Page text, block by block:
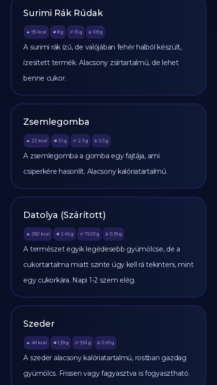
Surimi Rák Rúdak
🔥 95 kcal 🥩 8 g 🥔 15g 🫒 0.8 g
A surimi rák ízű, de valójában fehér halból készült,
ízesített termék. Alacsony zsírtartalmú, de lehet
benne cukor.
Zsemlegomba
🔥 22 kcal 🥩 3.1 g 🥔 2.3g 🫒 0.3 g
A zsemlegomba a gomba egy fajtája, ami
csiperkére hasonlít. Alacsony kalóriatartalmú.
Datolya (Szárított)
🔥 282 kcal 🥩 2.45 g 🥔 75.03g 🫒 0.39 g
A természet egyik legédesebb gyümölcse, de a
cukortartalma miatt szinte úgy kell rá tekinteni, mint
egy cukorkára. Napi 1-2 szem elég.
Szeder
🔥 40 kcal 🥩 1,39 g 🥔 9,61 g 🫒 0,49 g
A szeder alacsony kalóriatartalmú, rostban gazdag
gyümölcs. Frissen vagy fagyasztva is fogyasztható.